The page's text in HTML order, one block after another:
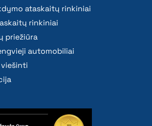
ataskaitų rinkiniai
rinkiniai
priežiūra
automobiliai